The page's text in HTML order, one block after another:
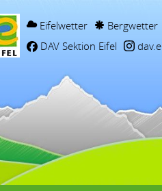
Eifelwetter Bergwetter
DAV Sektion Eifel